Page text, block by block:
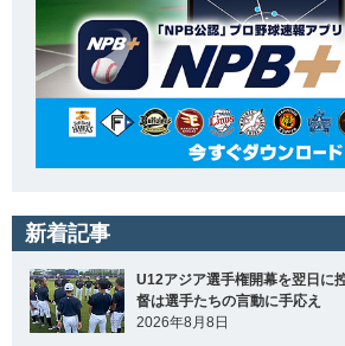
新着記事
U12アジア選手権開幕を翌日に
督は選手たちの言動に手応え
2026年8月8日